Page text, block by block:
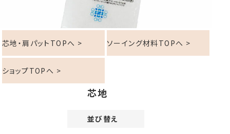
芯地・肩パットTOPへ > ソーイング材料TOPへ >
ショップTOPへ >
芯地
並び替え